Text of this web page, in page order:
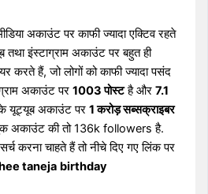
अकाउंट पर काफी ज्यादा एक्टिव रहते
तथा इंस्टाग्राम अकाउंट पर बहुत ही
करते हैं, जो लोगों को काफी ज्यादा पसंद
अकाउंट पर1003 पोस्टहै और7.1
यूट्यूब अकाउंट पर1 करोड़ सब्सक्राइबर
अकाउंट की तो 136k followers है.
करना चाहते हैं तो नीचे दिए गए लिंक पर
taneja birthday